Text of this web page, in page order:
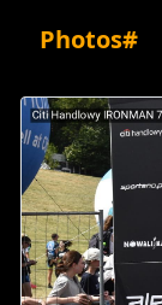
Photos#